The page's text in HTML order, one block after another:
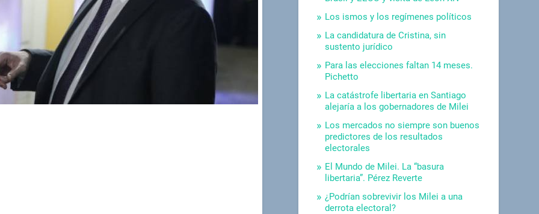
Los ismos y los regímenes políticos
La candidatura de Cristina, sin
sustento jurídico
Para las elecciones faltan 14 meses.
Pichetto
La catástrofe libertaria en Santiago
alejaría a los gobernadores de Milei
Los mercados no siempre son buenos
predictores de los resultados
electorales
El Mundo de Milei. La “basura
libertaria”. Pérez Reverte
¿Podrían sobrevivir los Milei a una
derrota electoral?